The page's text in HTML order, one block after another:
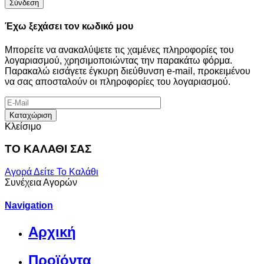
Σύνδεση
Έχω ξεχάσει τον κωδικό μου
Μπορείτε να ανακαλύψετε τις χαμένες πληροφορίες του
λογαριασμού, χρησιμοποιώντας την παρακάτω φόρμα.
Παρακαλώ εισάγετε έγκυρη διεύθυνση e-mail, προκειμένου
να σας αποσταλούν οι πληροφορίες του λογαριασμού.
Καταχώριση
Κλείσιμο
ΤΟ ΚΑΛΑΘΙ ΣΑΣ
ΑγοράΔείτε Το Καλάθι
Συνέχεια Αγορών
Navigation
Αρχική
Προϊόντα